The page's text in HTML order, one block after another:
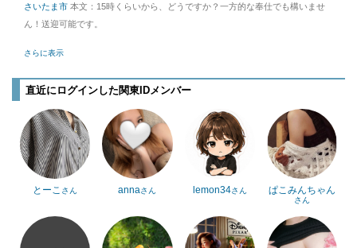
さいたま市 本文：15時くらいから、どうですか？一方的な奉仕でも構いませ
ん！送迎可能です。
さらに表示
直近にログインした関東IDメンバー
とーこ さん annaさん lemon34さん ぱこみんちゃん
さん